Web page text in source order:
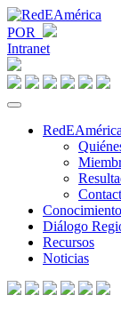
POR
Intranet
RedEAmérica
Diálogo
Recursos
Noticias